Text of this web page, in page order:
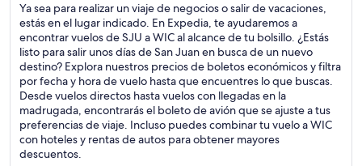
Ya sea para realizar un viaje de negocios o salir de vacaciones,
estás en el lugar indicado. En Expedia, te ayudaremos a
encontrar vuelos de SJU a WIC al alcance de tu bolsillo. ¿Estás
listo para salir unos días de San Juan en busca de un nuevo
destino? Explora nuestros precios de boletos económicos y filtra
por fecha y hora de vuelo hasta que encuentres lo que buscas.
Desde vuelos directos hasta vuelos con llegadas en la
madrugada, encontrarás el boleto de avión que se ajuste a tus
preferencias de viaje. Incluso puedes combinar tu vuelo a WIC
con hoteles y rentas de autos para obtener mayores
descuentos.